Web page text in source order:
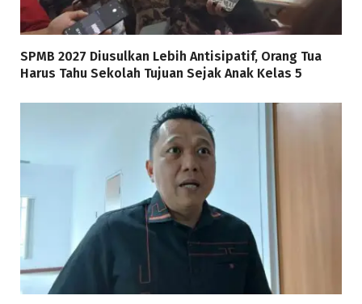
SPMB 2027 Diusulkan Lebih Antisipatif, Orang Tua
Harus Tahu Sekolah Tujuan Sejak Anak Kelas 5